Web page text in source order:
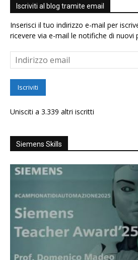
Iscriviti al blog tramite email
Inserisci il tuo indirizzo e-mail per
ricevere via e-mail le notifiche di nuovi
Indirizzo
email
Iscriviti
Unisciti a 3.339 altri iscritti
Siemens Skills